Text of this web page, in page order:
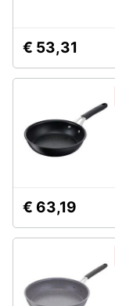
€ 53,31
€ 63,19